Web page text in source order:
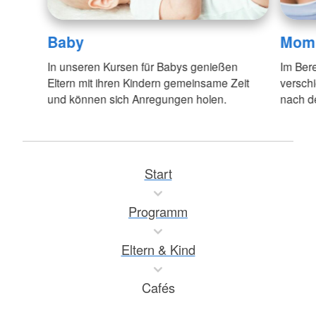
Baby
In unseren Kursen für Babys genießen
Eltern mit ihren Kindern gemeinsame Zeit
und können sich Anregungen holen.
Im
nach
Start
Programm
Eltern & Kind
Cafés